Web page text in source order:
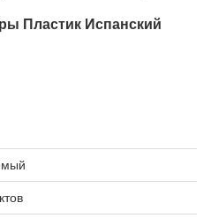
Пластик Испанский